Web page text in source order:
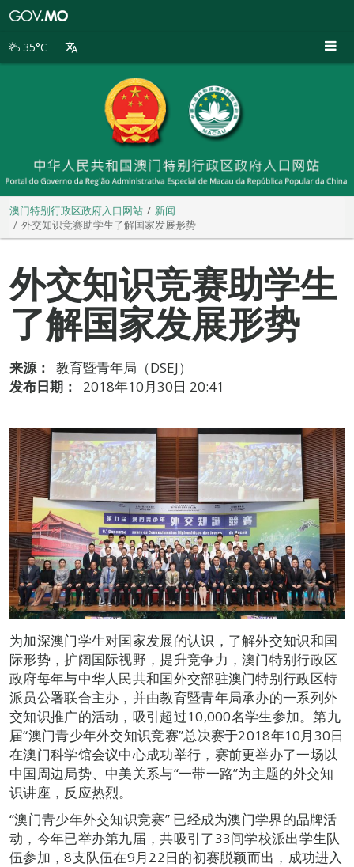
别
35°C
澳门特别行政区政府入口网站
新闻
外交知识竞赛助学生了解国家发展形势
外交知识竞赛助学生
了解国家发展形势
来源：
教育暨青年局（DSEJ）
发布日期：
2018年10月30日 20:41
为加深澳门学生对国家发展的认识，了解外交知识和国
际形势，扩阔国际视野，提升竞争力，澳门特别行政区
政府每年与中华人民共和国外交部驻澳门特别行政区特
派员公署联合主办，并由教育暨青年局承办的一系列外
交知识推广的活动，吸引超过10,000名学生参加。第九
届“澳门青少年外交知识竞赛”总决赛于2018年10月30日
在澳门科学馆会议中心成功举行，赛前更举办了一场以
中国周边局势、中美关系与“一带一路”为主题的外交知
识讲座，反应热烈。
“澳门青少年外交知识竞赛” 已经成为澳门学界的品牌活
动，今年已举办第九届，共吸引了33间学校派出学生队
伍参加，8支队伍在9月22日的初赛脱颖而出，成功进入